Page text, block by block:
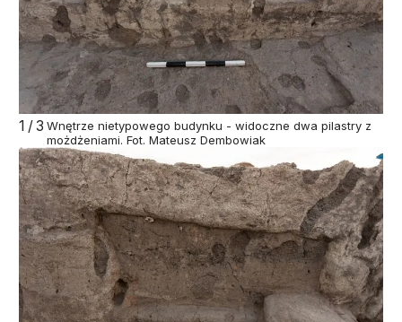
1/3 Wnętrze nietypowego budynku - widoczne dwa pilastry z
możdżeniami. Fot. Mateusz Dembowiak